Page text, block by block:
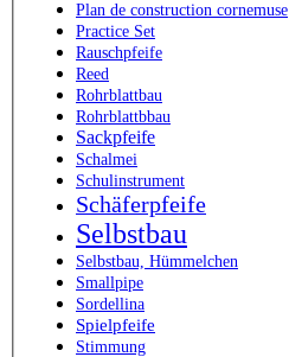
Plan de construction cornemuse
Practice Set
Rauschpfeife
Reed
Rohrblattbau
Rohrblattbbau
Sackpfeife
Schalmei
Schulinstrument
Schäferpfeife
Selbstbau
Selbstbau, Hümmelchen
Smallpipe
Sordellina
Spielpfeife
Stimmung